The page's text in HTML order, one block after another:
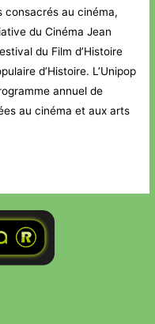
consacrés au cinéma,
du Cinéma Jean
du Film d’Histoire
d’Histoire. L’Unipop
annuel de
au cinéma et aux arts